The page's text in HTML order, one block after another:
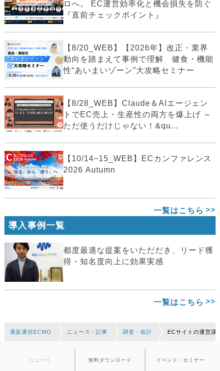
ロへ。 EC運営効率化と機会損失を防ぐ
『直前チェックポイント』
【8/20_WEB】【2026年】改正・業界
動向を踏まえて事例で理解 健食・機能
性“あいまいゾーン”大攻略セミナー
【8/28_WEB】Claude＆AIエージェン
トでEC売上・生産性の両方を爆上げ ～
ただ使うだけじゃない！&qu...
【10/14−15_WEB】ECカンファレンス
2026 Autumn
一覧はこちら
導入事例一覧
都度最適な提案をいただだき、リード獲
得・知名度向上に効果実感
一覧はこちら
通販通信ECMO ニュース・記事 調査・統計 ECサイトの運営課
ニュース 無料ダウンロード イベント・セミナー